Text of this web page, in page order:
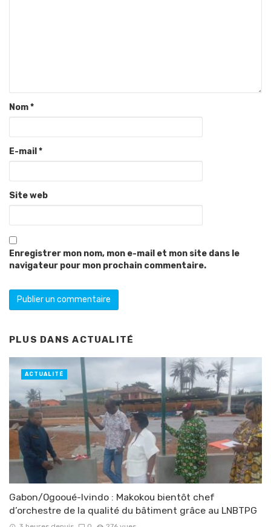
Nom*
E-mail *
Site web
Enregistrer mon nom, mon e-mail et mon site dans le
navigateur pour mon prochain commentaire.
PLUS DANSACTUALITÉ
Gabon/Ogooué-Ivindo : Makokou bientôt chef
d’orchestre de la qualité du bâtiment grâce au LNBTPG
ACTUALITÉ